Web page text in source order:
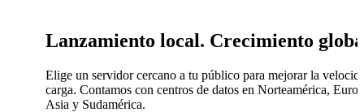
Lanzamiento local. Crecimiento
Elige un servidor cercano a tu público para mejorar la
carga. Contamos con centros de datos en Norteamérica,
Asia y Sudamérica.